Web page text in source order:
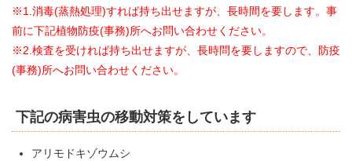
※1.消毒(蒸熱処理)すれば持ち出せますが、長時間を要します。事
前に下記植物防疫(事務)所へお問い合わせください。
※2.検査を受ければ持ち出せますが、長時問を要しますので、防疫
(事務)所へお問い合わせください。
下記の病害虫の移動対策をしています
アリモドキゾウムシ